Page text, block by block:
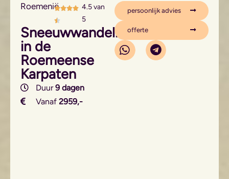
Roemenië
4.5 van
5
Sneeuwwandelreis
in de
Roemeense
Karpaten
Duur9 dagen
Vanaf 2959,-
persoonlijk advies
offerte